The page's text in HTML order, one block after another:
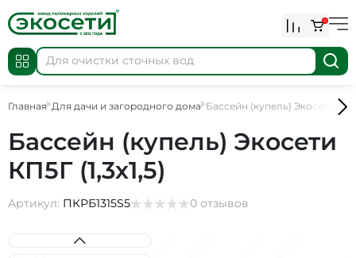
0
Главная Для дачи и загородного дома Бассейн (купель) Экосети
Бассейн (купель) Экосети
КП5Г (1,3х1,5)
Артикул: ПКРБ1315S5 0 отзывов